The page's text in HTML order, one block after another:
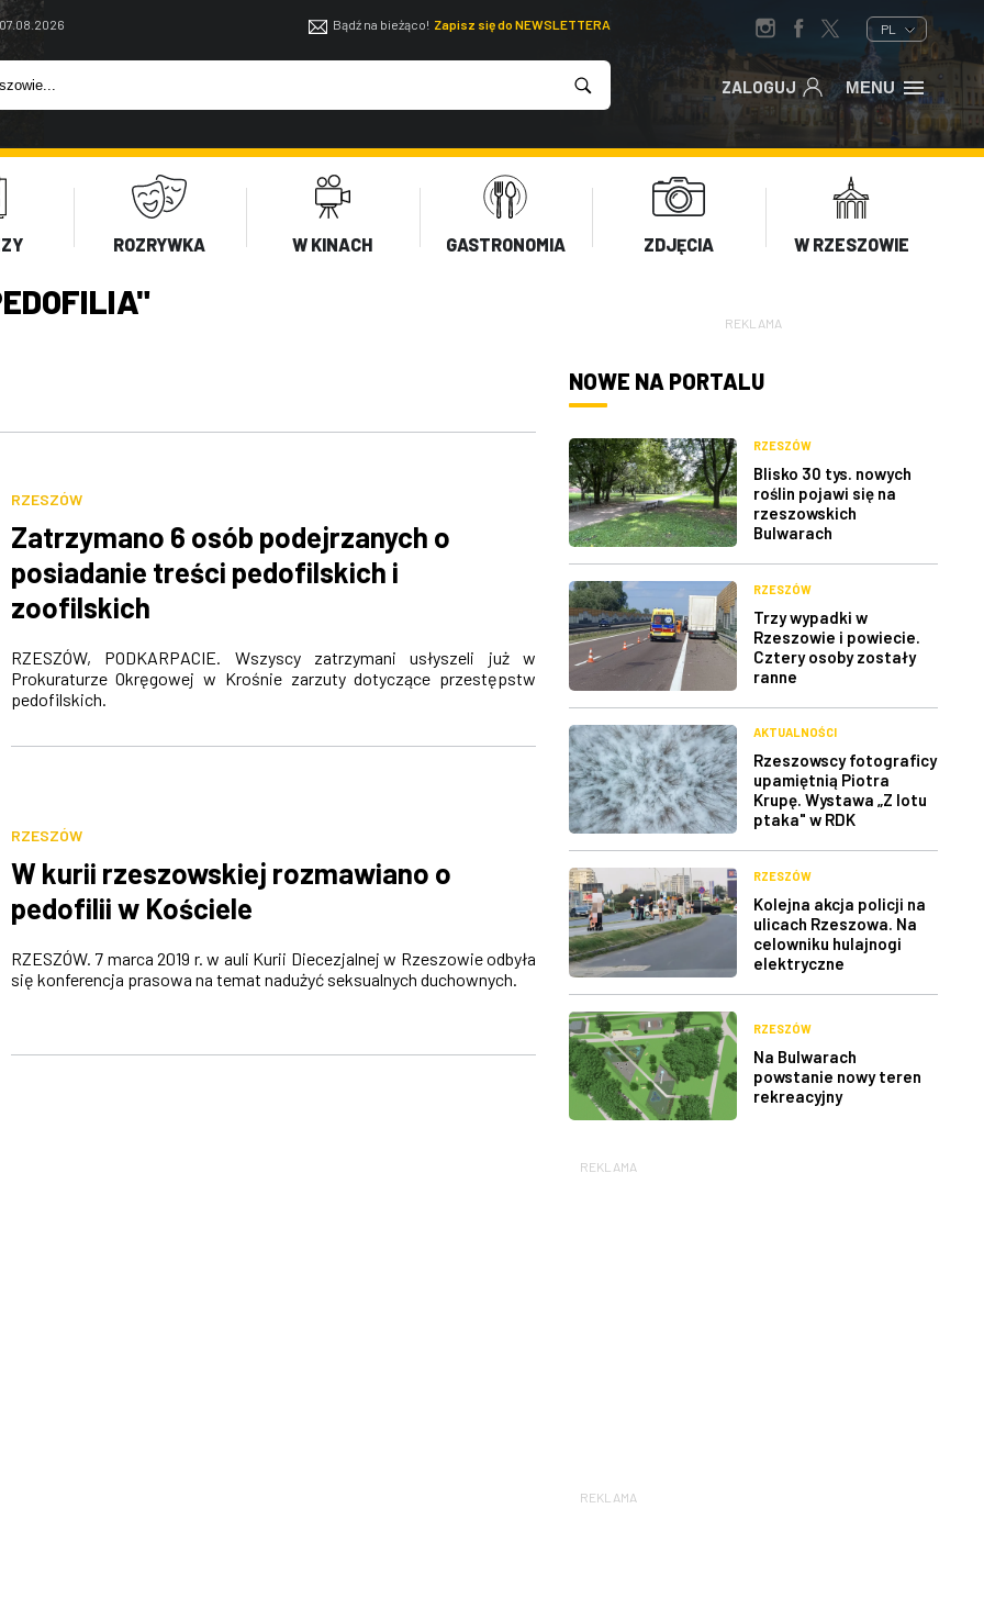
Bądź na bieżąco! Zapisz się do NEWSLETTERA PL
ZALOGUJ MENU
ROZRYWKA W KINACH GASTRONOMIA ZDJĘCIA W RZESZOWIE
RZESZÓW
Zatrzymano 6 osób podejrzanych o
posiadanie treści pedofilskich i
zoofilskich
RZESZÓW, PODKARPACIE. Wszyscy zatrzymani usłyszeli już w
Prokuraturze Okręgowej w Krośnie zarzuty dotyczące przestępstw
pedofilskich.
RZESZÓW
W kurii rzeszowskiej rozmawiano o
pedofilii w Kościele
RZESZÓW. 7 marca 2019 r. w auli Kurii Diecezjalnej w Rzeszowie odbyła
się konferencja prasowa na temat nadużyć seksualnych duchownych.
REKLAMA
NOWE NA PORTALU
RZESZÓW
Blisko 30 tys. nowych
roślin pojawi się na
rzeszowskich
Bulwarach
RZESZÓW
Trzy wypadki w
Rzeszowie i powiecie.
Cztery osoby zostały
ranne
AKTUALNOŚCI
Rzeszowscy fotograficy
upamiętnią Piotra
Krupę. Wystawa „Z lotu
ptaka" w RDK
RZESZÓW
Kolejna akcja policji na
ulicach Rzeszowa. Na
celowniku hulajnogi
elektryczne
RZESZÓW
Na Bulwarach
powstanie nowy teren
rekreacyjny
REKLAMA
REKLAMA